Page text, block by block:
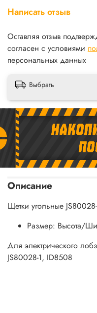
Написать отзыв
Оставляя отзыв
согласен с условиями
персональных данных
Выбрать
Описание
Щетки угольные
Размер: Высота/
Для электрического
JS80028-1, ID8508